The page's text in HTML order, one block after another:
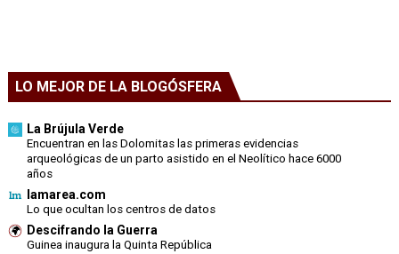
LO MEJOR DE LA BLOGÓSFERA
La Brújula Verde
Encuentran en las Dolomitas las primeras evidencias
arqueológicas de un parto asistido en el Neolítico hace 6000
años
lamarea.com
Lo que ocultan los centros de datos
Descifrando la Guerra
Guinea inaugura la Quinta República